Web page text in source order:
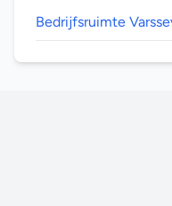
Bedrijfsruimte